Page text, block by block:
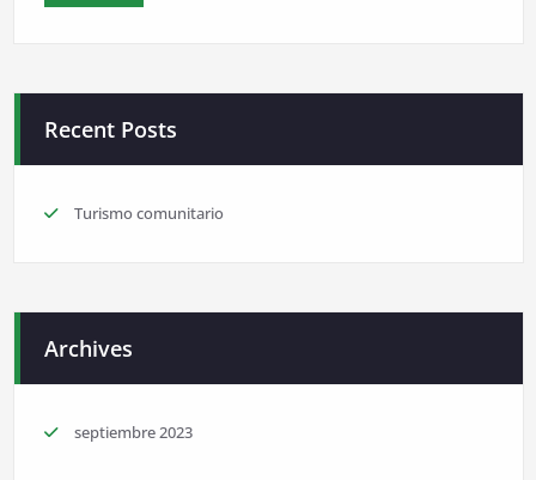
Recent Posts
Turismo comunitario
Archives
septiembre 2023